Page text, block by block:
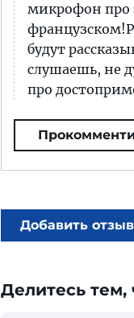
микрофон про
будут
слушаешь, не
про
Добавить отзыв
Делитесь тем,